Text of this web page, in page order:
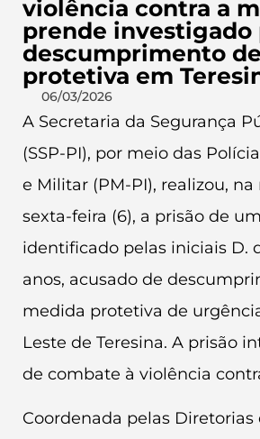
violência contra a
prende investigado
descumprimento
protetiva em
06/03/2026
A Secretaria da Segurança
(SSP-PI), por meio das
e Militar (PM-PI), realizou,
sexta-feira (6), a prisão de
identificado pelas iniciais D.
anos, acusado de
medida protetiva de
Leste de Teresina. A prisão
de combate à violência
Coordenada pelas Diretorias